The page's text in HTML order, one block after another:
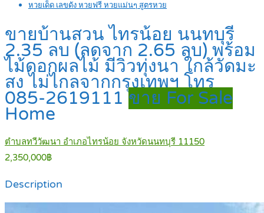
หวยเด็ด เลขดัง หวยฟรี หวยแม่นๆ สูตรหวย
ขายบ้านสวน ไทรน้อย นนทบุรี
2.35 ลบ (ลดจาก 2.65 ลบ) พร้อม
ไม้ดอกผลไม้ มีวิวทุ่งนา ใกล้วัดมะ
สง ไม่ไกลจากกรุงเทพฯ โทร
085-2619111ขาย For Sale
Home
ตำบลทวีวัฒนา อำเภอไทรน้อย จังหวัดนนทบุรี 11150
2,350,000฿
Description